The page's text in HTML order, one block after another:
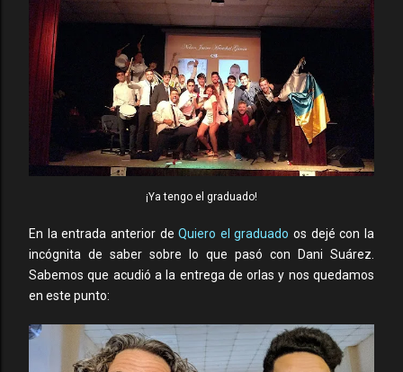
¡Ya tengo el graduado!
En la entrada anterior deQuiero el graduado os dejé con la
incógnita de saber sobre lo que pasó con Dani Suárez.
Sabemos que acudió a la entrega de orlas y nos quedamos
en este punto: